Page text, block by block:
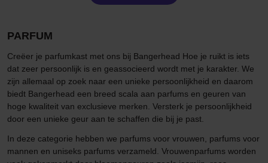
PARFUM
Creëer je parfumkast met ons bij Bangerhead Hoe je ruikt is iets
dat zeer persoonlijk is en geassocieerd wordt met je karakter. We
zijn allemaal op zoek naar een unieke persoonlijkheid en daarom
biedt Bangerhead een breed scala aan parfums en geuren van
hoge kwaliteit van exclusieve merken. Versterk je persoonlijkheid
door een unieke geur aan te schaffen die bij je past.
In deze categorie hebben we parfums voor vrouwen, parfums voor
mannen en uniseks parfums verzameld. Vrouwenparfums worden